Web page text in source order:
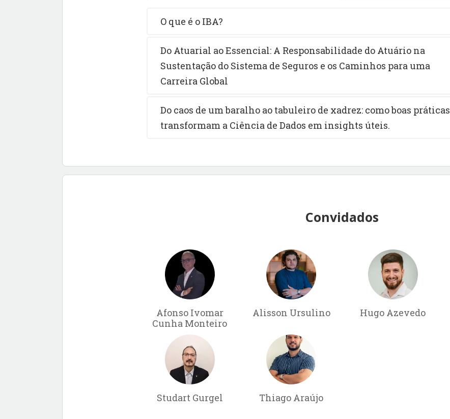
O que é o IBA?
Do Atuarial ao Essencial: A Responsabilidade do Atuário na
Sustentação do Sistema de Seguros e os Caminhos para uma
Carreira Global
Do caos de um baralho ao tabuleiro de xadrez: como boas práticas
transformam a Ciência de Dados em insights úteis.
Convidados
Afonso Ivomar
Cunha Monteiro
Alisson Ursulino Hugo Azevedo
Studart Gurgel Thiago Araújo